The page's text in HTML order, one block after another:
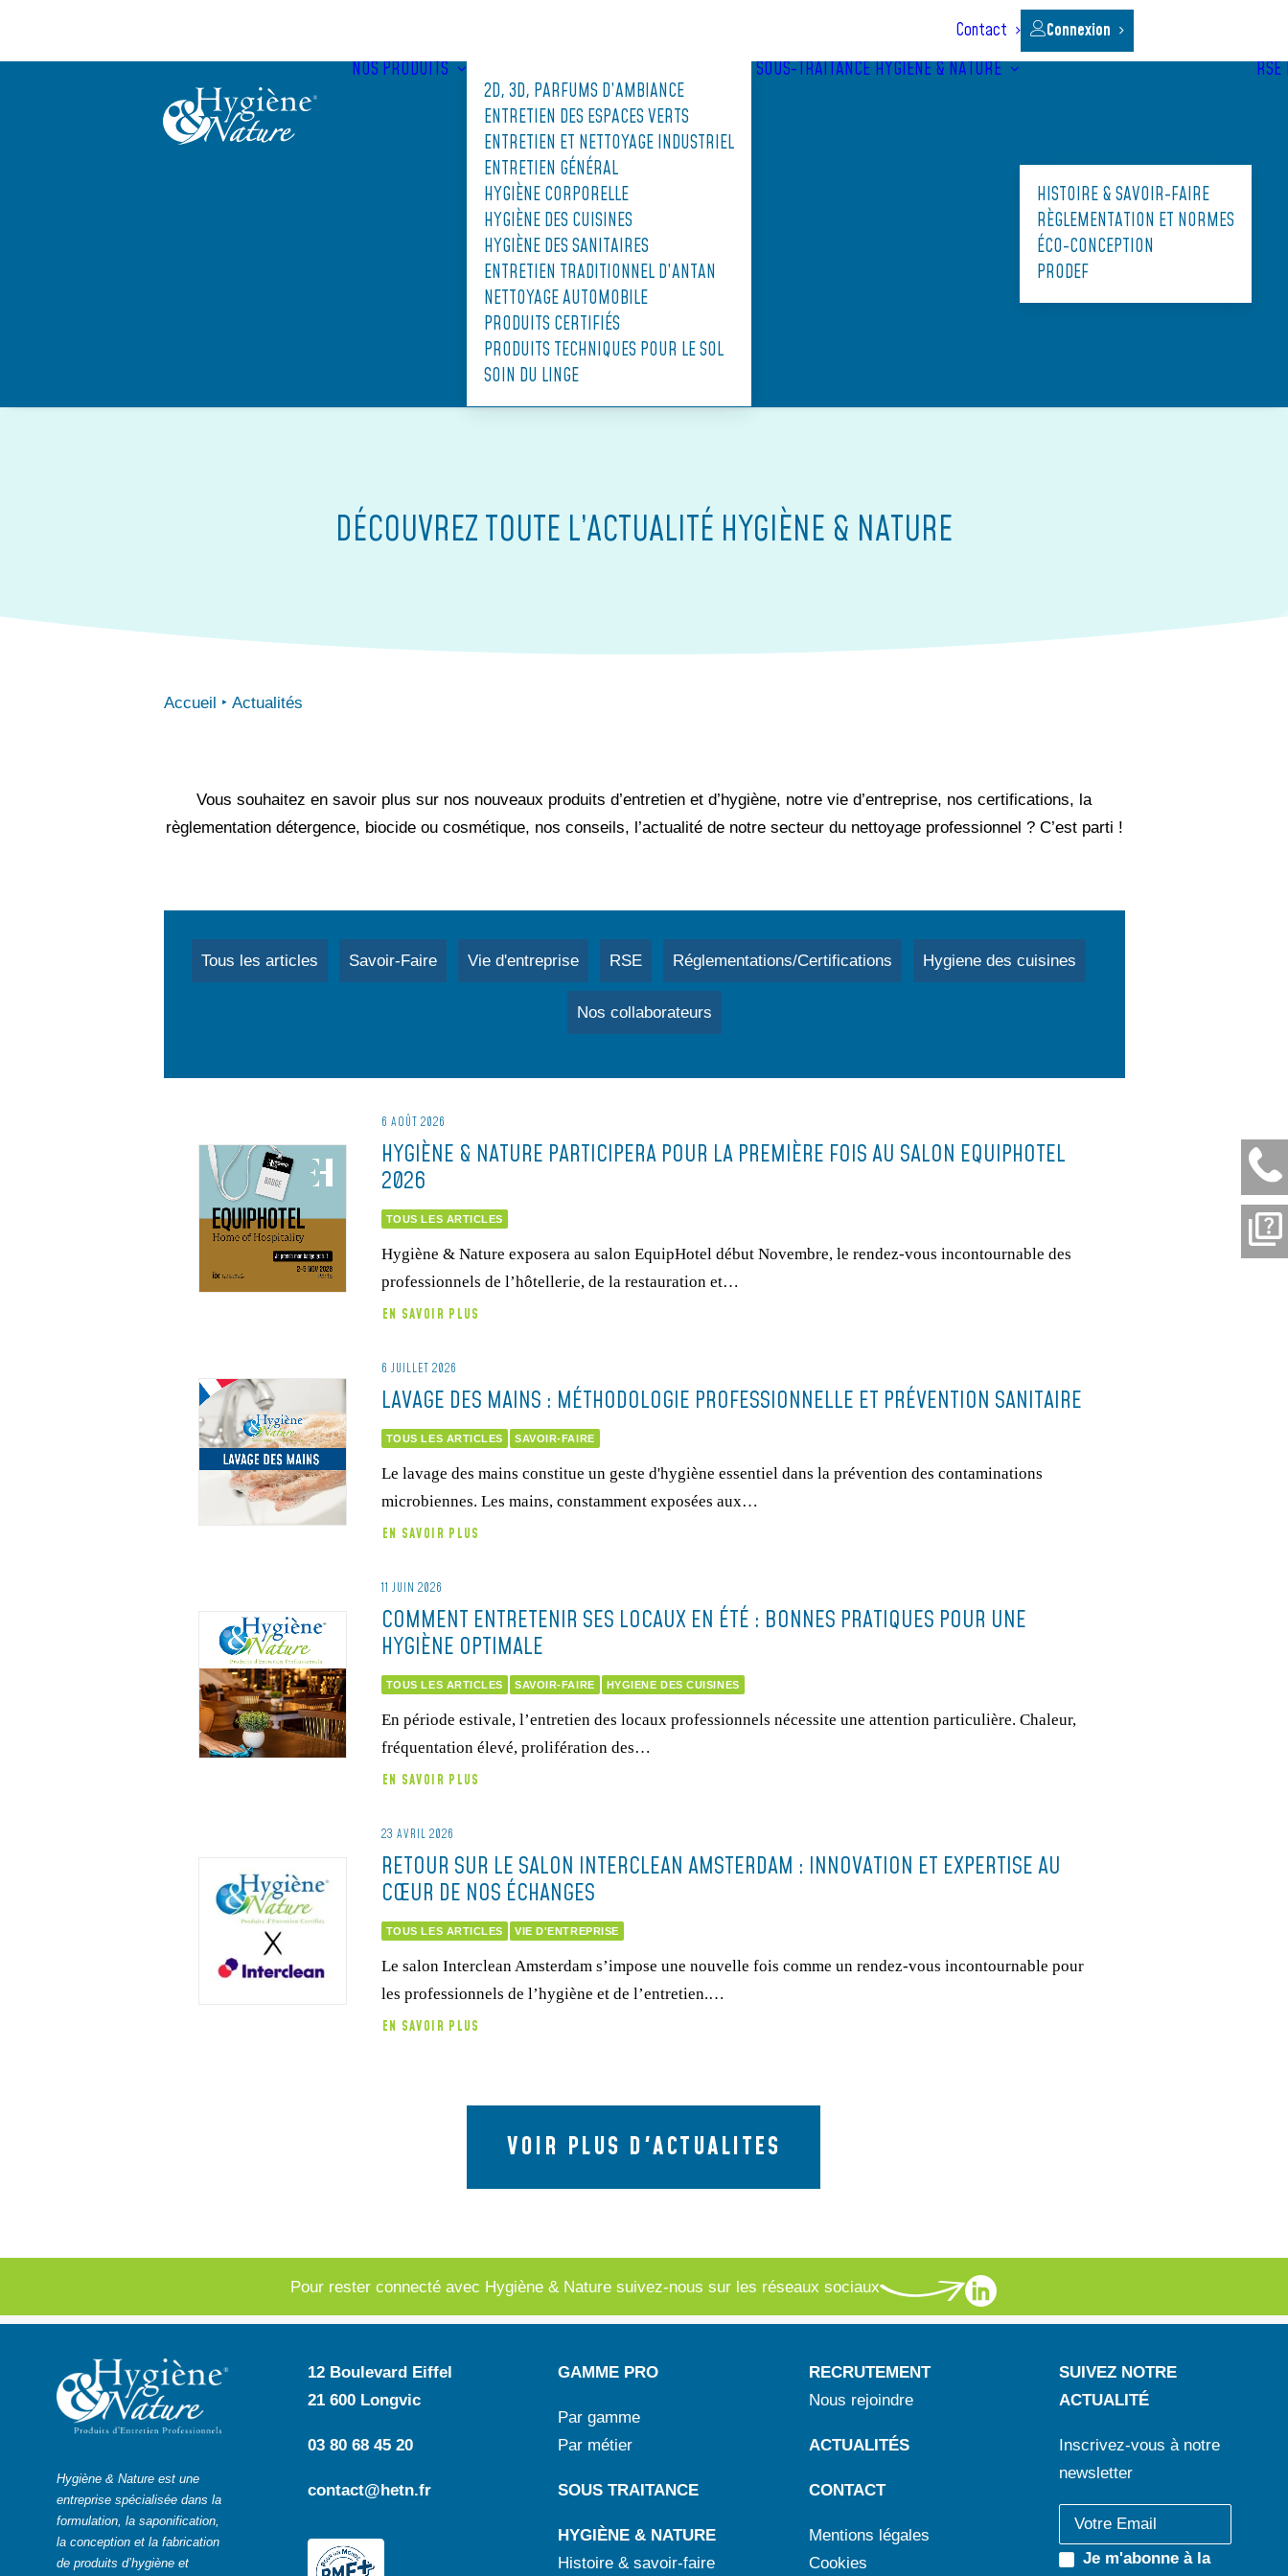
Contact Connexion
NOS PRODUITS
2D, 3D, PARFUMS D’AMBIANCE
ENTRETIEN DES ESPACES VERTS
ENTRETIEN ET NETTOYAGE INDUSTRIEL
ENTRETIEN GÉNÉRAL
HYGIÈNE CORPORELLE
HYGIÈNE DES CUISINES
HYGIÈNE DES SANITAIRES
ENTRETIEN TRADITIONNEL D’ANTAN
NETTOYAGE AUTOMOBILE
PRODUITS CERTIFIÉS
PRODUITS TECHNIQUES POUR LE SOL
SOIN DU LINGE
SOUS-TRAITANCEHYGIÈNE & NATURE
HISTOIRE & SAVOIR-FAIRE
RÈGLEMENTATION ET NORMES
ÉCO-CONCEPTION
PRODEF
RSE
DÉCOUVREZ TOUTE L’ACTUALITÉ HYGIÈNE & NATURE
Accueil Actualités
Vous souhaitez en savoir plus sur nos nouveaux produits d’entretien et d’hygiène, notre vie d’entreprise, nos certifications, la
règlementation détergence, biocide ou cosmétique, nos conseils, l’actualité de notre secteur du nettoyage professionnel ? C’est parti !
Tous les articles Savoir-Faire Vie d'entreprise RSE Réglementations/Certifications Hygiene des cuisines
Nos collaborateurs
6 AOÛT 2026
HYGIÈNE & NATURE PARTICIPERA POUR LA PREMIÈRE FOIS AU SALON EQUIPHOTEL
2026
TOUS LES ARTICLES
Hygiène & Nature exposera au salon EquipHotel début Novembre, le rendez-vous incontournable des
professionnels de l’hôtellerie, de la restauration et…
EN SAVOIR PLUS
6 JUILLET 2026
LAVAGE DES MAINS : MÉTHODOLOGIE PROFESSIONNELLE ET PRÉVENTION SANITAIRE
TOUS LES ARTICLES SAVOIR-FAIRE
Le lavage des mains constitue un geste d'hygiène essentiel dans la prévention des contaminations
microbiennes. Les mains, constamment exposées aux…
EN SAVOIR PLUS
11 JUIN 2026
COMMENT ENTRETENIR SES LOCAUX EN ÉTÉ : BONNES PRATIQUES POUR UNE
HYGIÈNE OPTIMALE
TOUS LES ARTICLES SAVOIR-FAIRE HYGIENE DES CUISINES
En période estivale, l’entretien des locaux professionnels nécessite une attention particulière. Chaleur,
fréquentation élevé, prolifération des…
EN SAVOIR PLUS
23 AVRIL 2026
RETOUR SUR LE SALON INTERCLEAN AMSTERDAM : INNOVATION ET EXPERTISE AU
CŒUR DE NOS ÉCHANGES
TOUS LES ARTICLES VIE D'ENTREPRISE
Le salon Interclean Amsterdam s’impose une nouvelle fois comme un rendez-vous incontournable pour
les professionnels de l’hygiène et de l’entretien.…
EN SAVOIR PLUS
VOIR PLUS D'ACTUALITES
Pour rester connecté avec Hygiène & Nature suivez-nous sur les réseaux sociaux
Hygiène & Nature est une
entreprise spécialisée dans la
formulation, la saponification,
la conception et la fabrication
de produits d’hygiène et
12 Boulevard Eiffel
21 600 Longvic
03 80 68 45 20
contact@hetn.fr
GAMME PRO
Par gamme
Par métier
SOUS TRAITANCE
HYGIÈNE & NATURE
Histoire & savoir-faire
RECRUTEMENT
Nous rejoindre
ACTUALITÉS
CONTACT
Mentions légales
Cookies
SUIVEZ NOTRE
ACTUALITÉ
Inscrivez-vous à notre
newsletter
Je m'abonne à la